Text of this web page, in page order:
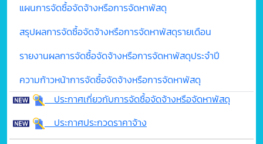
แผนการจัดซื้อจัดจ้างหรือการจัดหาพัสดุ
สรุปผลการจัดซื้อจัดจ้างหรือการจัดหาพัสดุรายเดือน
รายงานผลการจัดซื้อจัดจ้างหรือการจัดหาพัสดุประจำปี
ความก้าวหน้าการจัดซื้อจัดจ้างหรือการจัดหาพัสดุ
ประกาศเกี่ยวกับการจัดซื้อจัดจ้างหรือจัดหาพัสดุ
ประกาศประกวดราคาจ้าง